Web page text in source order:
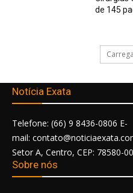
de 145
Notícia Exata
Telefone: (66) 9 8436-0806 E-
mail:
Setor A, Centro, CEP: 78580-
Sobre nós